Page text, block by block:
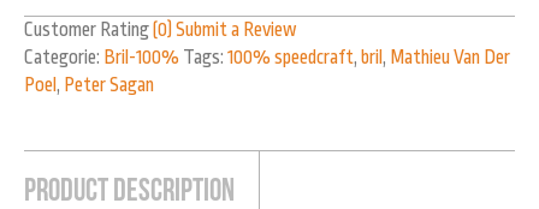
Customer Rating(0) Submit a Review
Categorie: Bril-100% Tags: 100% speedcraft, bril, Mathieu Van Der
Poel, Peter Sagan
Product Description